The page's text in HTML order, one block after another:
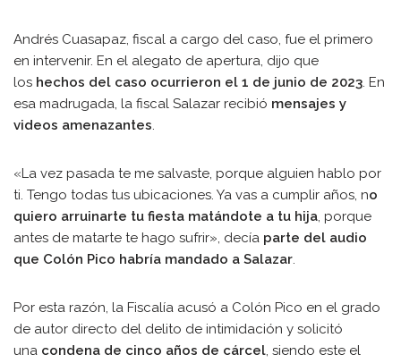
Andrés Cuasapaz, fiscal a cargo del caso, fue el primero
en intervenir. En el alegato de apertura, dijo que
los hechos del caso ocurrieron el 1 de junio de 2023. En
esa madrugada, la fiscal Salazar recibió mensajes y
videos amenazantes.
«La vez pasada te me salvaste, porque alguien hablo por
ti. Tengo todas tus ubicaciones. Ya vas a cumplir años, no
quiero arruinarte tu fiesta matándote a tu hija, porque
antes de matarte te hago sufrir», decía parte del audio
que Colón Pico habría mandado a Salazar.
Por esta razón, la Fiscalía acusó a Colón Pico en el grado
de autor directo del delito de intimidación y solicitó
una condena de cinco años de cárcel, siendo este el